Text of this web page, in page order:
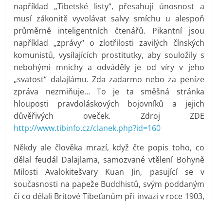
například „Tibetské listy“, přesahují únosnost a
musí zákonitě vyvolávat salvy smíchu u alespoň
průměrně inteligentních čtenářů. Pikantní jsou
například „zprávy“ o zlotřilosti zavilých čínských
komunistů, vysílajících prostitutky, aby souložily s
nebohými mnichy a odváděly je od víry v jeho
„svatost“ dalajlámu. Zda zadarmo nebo za peníze
zpráva nezmiňuje… To je ta směšná stránka
hlouposti pravdoláskových bojovníků a jejich
důvěřivých oveček. Zdroj ZDE
http://www.tibinfo.cz/clanek.php?id=160
Někdy ale člověka mrazí, když čte popis toho, co
dělal feudál Dalajlama, samozvané vtělení Bohyně
Milosti Avalokitešvary Kuan Jin, pasující se v
současnosti na papeže Buddhistů, svým poddaným
či co dělali Britové Tibeťanům při invazi v roce 1903,